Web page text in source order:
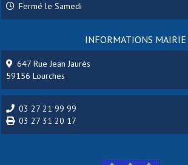
Fermé le Samedi
INFORMATIONS MAIRIE
647 Rue Jean Jaurès
59156 Lourches
03 27 21 99 99
03 27 31 20 17